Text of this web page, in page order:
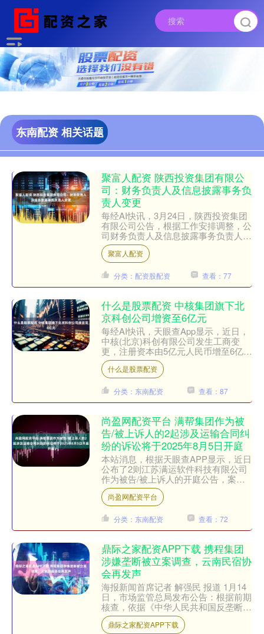
东南配资 相关话题
聚富人配资 陕西投资集团有限公
司：财务负责人及信息披露事务负
责人变更
每经AI快讯，3月24日，陕西投资集团
有限公司公告，根据工作安排调整，公
司财务负责人及信息披露事务负责人由
原董事、总经理唐宏军变更为总会计师
梁林，相关变更已履行....
聚富人配资
分类：配资股配资 查看：77
什么是股票配资 中核集团旗下北
京科创公司增资至6亿元
每经AI快讯，天眼查App显示，近日，
中核(北京)科创有限公司发生工商变
更，注册资本由5亿元人民币增至6亿元
人民币，增幅20%。该公司成立于2024
年7月，法定....
什么是股票配资
分类：东南配资 查看：87
尚盈网配资平台 满帮集团作为被
告/被上诉人的2起涉及运输合同纠
纷的诉讼将于2025年8月5日开庭
本站消息，根据天眼查APP显示，近日
公布了2则江苏满运软件科技有限公司
作为被告/被上诉人的开庭公告，案由
为运输合同纠纷，开庭日期为2025年8
月5日。详细内容如....
尚盈网配资平台
分类：东南配资 查看：72
鼎际之家配资APP下载 携程集团
涉嫌垄断被立案调查，云南民宿协
会再发声
海报新闻首席记者 解强民 报道 1月14
日，市场监管总局发布公告：根据前期
核查，依据《中华人民共和国反垄断
法》，对携程集团有限公司涉嫌滥用市
场支配地位实施垄断行....
鼎际之家配资APP下载